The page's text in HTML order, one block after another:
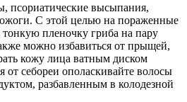
псориатические высыпания,
С этой целью на пораженные
пленочку гриба на пару
можно избавиться от прыщей,
кожу лица ватным диском
от себореи ополаскивайте волосы
разбавленным в колодезной